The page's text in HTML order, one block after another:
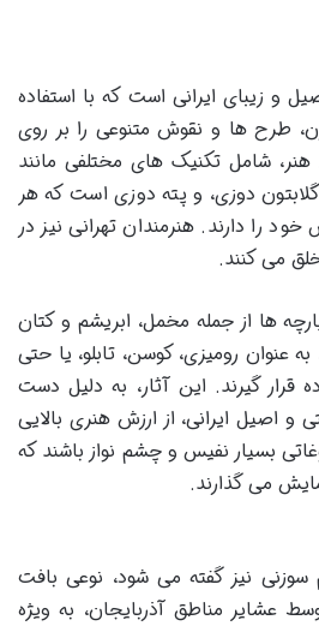
و زیبای ایرانی است که با استفاده
طرح ها و نقوش متنوعی را بر روی
شامل تکنیک های مختلفی مانند
دوزی، و پته دوزی است که هر
را دارند. هنرمندان تهرانی نیز در
می کنند.
ها از جمله مخمل، ابریشم و کتان
عنوان رومیزی، کوسن، تابلو، یا حتی
قرار گیرند. این آثار، به دلیل دست
اصیل ایرانی، از ارزش هنری بالایی
بسیار نفیس و چشم نواز باشند که
می گذارند.
سوزنی نیز گفته می شود، نوعی بافت
عشایر مناطق آذربایجان، به ویژه